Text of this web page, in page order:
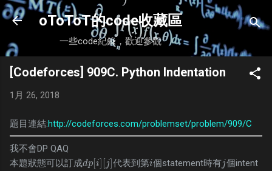
跳到主要內容
oToToT的code收藏區
一些code紀錄，歡迎參觀
[Codeforces] 909C. Python Indentation
1月 26, 2018
題目連結:http://codeforces.com/problemset/problem/909/C
我不會DP QAQ
本題狀態可以訂成dp[i] [j]
dp[ i] 代表到第i
i個statement時有j
j 個intent